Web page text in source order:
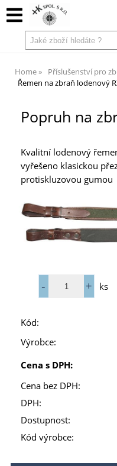
Home Příslušenství pro
Řemen na zbraň lodenový
Popruh na
Kvalitní lodenový
vyřešeno klasickou
protiskluzovou gumou
ks
Kód:
Výrobce:
Cena s DPH:
Cena bez DPH:
DPH:
Dostupnost:
Kód výrobce: